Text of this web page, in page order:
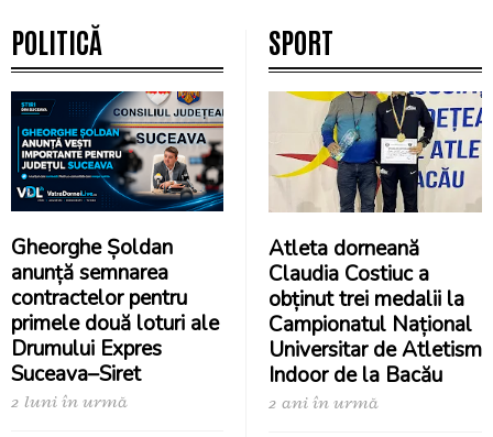
POLITICĂ
Gheorghe Șoldan
anunță semnarea
contractelor pentru
primele două loturi ale
Drumului Expres
Suceava–Siret
2 luni în urmă
SPORT
Atleta dorneană
Claudia Costiuc a
obținut trei medalii la
Campionatul Național
Universitar de Atletism
Indoor de la Bacău
2 ani în urmă